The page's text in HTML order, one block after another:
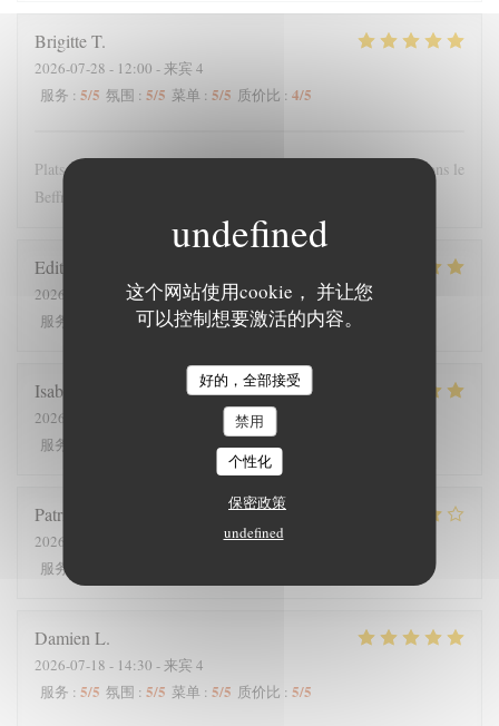
这个网站使用cookie， 并让您
可以控制想要激活的内容。
好的，全部接受
禁用
个性化
保密政策
undefined
BrigitteT
2026-07-28 - 12:00 - 来宾 4
服务 : 5/5 氛围 : 5/5 菜单 : 5/5 质价比 : 4/5
Plats copieux et personnel très sympathique. Nous recommandons le
Beffroi !
Edith
2026-07-26
- 19:00 - 来宾 8
服务
:4/5 菜单: 5/5 质价比: 5/5
Isabelle
2026-07-25
服务
5/5 质价比:
Patrick
2026-07-23
服务
Damien L
2026-07-18 - 14:30 - 来宾 4
服务 : 5/5 氛围 : 5/5 菜单 : 5/5 质价比 : 5/5